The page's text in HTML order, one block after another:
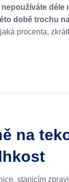
déle
době trochu
procenta,
na
stanicím